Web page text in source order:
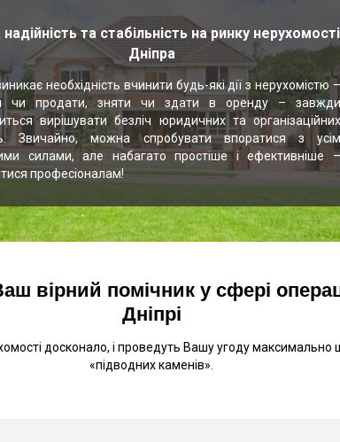
та стабільність на ринку нерухомості
Дніпра
необхідність вчинити будь-які дії з нерухомістю –
чи продати, зняти чи здати в оренду – завжди
вирішувати безліч юридичних та організаційних
Звичайно, можна спробувати впоратися з усім
силами, але набагато простіше і ефективніше –
професіоналам!
вірний помічник у сфері
Дніпрі
досконало, і проведуть Вашу угоду максимально
«підводних каменів».